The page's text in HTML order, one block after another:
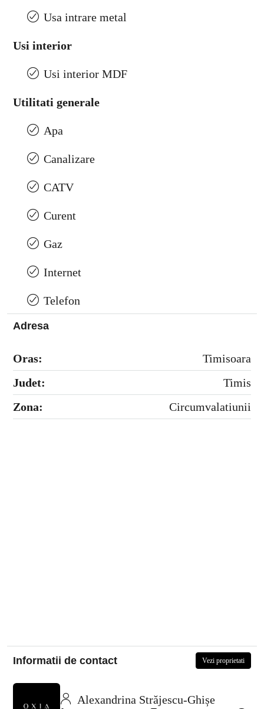
Usa intrare metal
Usi interior
Usi interior MDF
Utilitati generale
Apa
Canalizare
CATV
Curent
Gaz
Internet
Telefon
Adresa
Oras:
Timisoara
Judet:
Timis
Zona:
Circumvalatiunii
Informatii de contact Vezi proprietati
Alexandrina Străjescu-Ghișe